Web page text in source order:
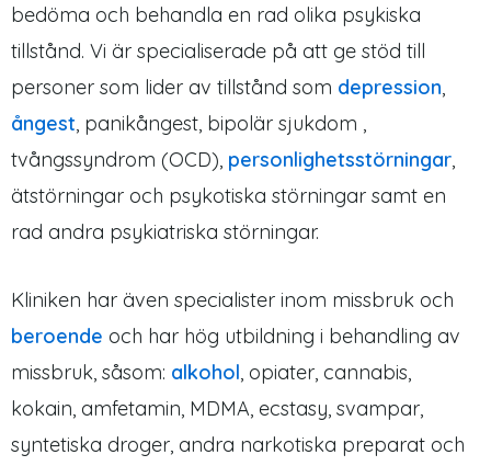
bedöma och behandla en rad olika psykiska
tillstånd. Vi är specialiserade på att ge stöd till
personer som lider av tillstånd som depression,
ångest, panikångest, bipolär sjukdom ,
tvångssyndrom (OCD), personlighetsstörningar,
ätstörningar och psykotiska störningar samt en
rad andra psykiatriska störningar.
Kliniken har även specialister inom missbruk och
beroende och har hög utbildning i behandling av
missbruk, såsom: alkohol, opiater, cannabis,
kokain, amfetamin, MDMA, ecstasy, svampar,
syntetiska droger, andra narkotiska preparat och